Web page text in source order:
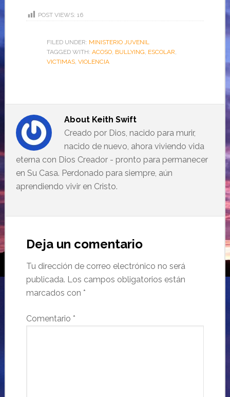
POST VIEWS: 16
FILED UNDER: MINISTERIO JUVENIL
TAGGED WITH: ACOSO, BULLYING, ESCOLAR,
VICTIMAS, VIOLENCIA
About Keith Swift
Creado por Dios, nacido para murir,
nacido de nuevo, ahora viviendo vida
eterna con Dios Creador - pronto para permanecer
en Su Casa. Perdonado para siempre, aún
aprendiendo vivir en Cristo.
Deja un comentario
Tu dirección de correo electrónico no será
publicada. Los campos obligatorios están
marcados con *
Comentario *